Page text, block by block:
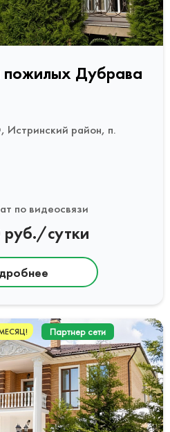
пожилых Дубрава
район, п.
по видеосвязи
руб./сутки
Партнер сети